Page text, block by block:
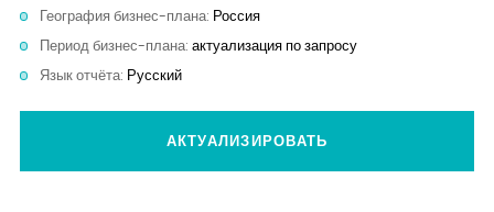
География бизнес-плана: Россия
Период бизнес-плана: актуализация по запросу
Язык отчёта: Русский
АКТУАЛИЗИРОВАТЬ